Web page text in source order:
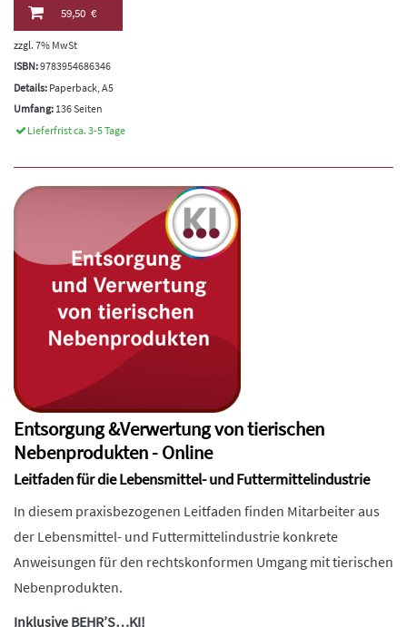
59,50 €
zzgl. 7% MwSt
ISBN:9783954686346
Details: Paperback, A5
Umfang: 136 Seiten
Lieferfrist ca. 3-5 Tage
Entsorgung &Verwertung von tierischen
Nebenprodukten - Online
Leitfaden für die Lebensmittel- und Futtermittelindustrie
In diesem praxisbezogenen Leitfaden finden Mitarbeiter aus
der Lebensmittel- und Futtermittelindustrie konkrete
Anweisungen für den rechtskonformen Umgang mit tierischen
Nebenprodukten.
Inklusive BEHR’S…KI!